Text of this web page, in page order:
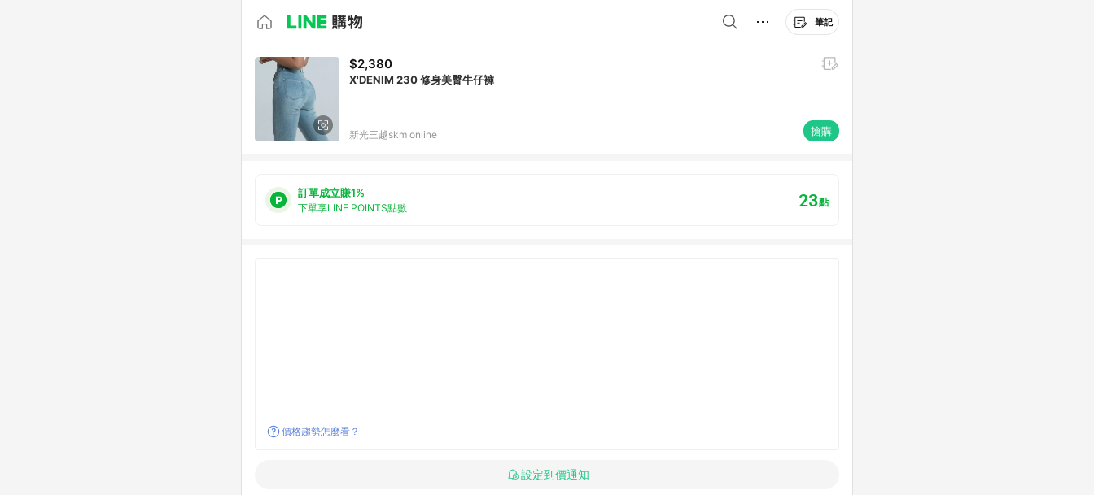
筆記
$2,380
X'DENIM 230 修身美臀牛仔褲
新光三越skm online 搶購
訂單成立賺1%
下單享LINE POINTS點數 23點
價格趨勢怎麼看？
設定到價通知